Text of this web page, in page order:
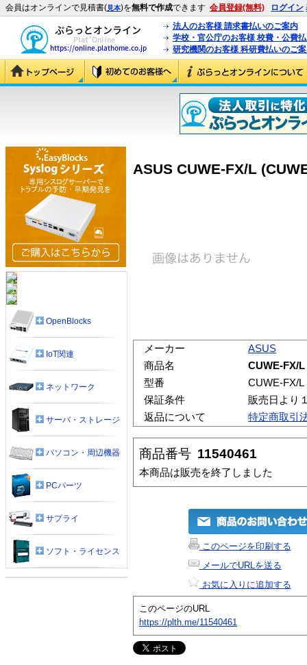
会員はオンラインで見積書(見本)を無料で作成できます 会員登録(無料) ログイン
法人のお客様 請求書払いのご案内
学校・官公庁のお客様 校費・公費
研究機関のお客様 科研費払いのご
ASUS CUWE-FX/L
メーカー
ASUS
商品名
CUWE-FX/L
型番
CUWE-FX/L
保証条件
販売日より
返品について
特定商取引
商品番号 11540461
本商品は販売を終了しました
このページを印刷する
メールでURLを送る
お気に入りに追加する
このページのURL
https://plth.me/11540461
OpenBlocks
IoT関連
ネットワーク
サーバ・ストレージ
パソコン・周辺機器
PCパーツ
サプライ
ソフト・ライセンス